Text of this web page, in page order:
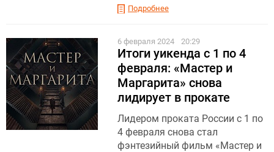
Подробнее
6 февраля 2024 20:29
Итоги уикенда с 1 по 4
февраля: «Мастер и
Маргарита» снова
лидирует в прокате
Лидером проката России с 1 по
4 февраля снова стал
фэнтезийный фильм «Мастер и